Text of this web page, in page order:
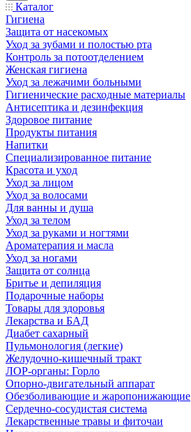
Каталог
Гигиена
Защита от насекомых
Уход за зубами и полостью рта
Контроль за потоотделением
Женская гигиена
Уход за лежачими больными
Гигиенические расходные материалы
Антисептика и дезинфекция
Здоровое питание
Продукты питания
Напитки
Специализированное питание
Красота и уход
Уход за лицом
Уход за волосами
Для ванны и душа
Уход за телом
Уход за руками и ногтями
Ароматерапия и масла
Уход за ногами
Защита от солнца
Бритье и депиляция
Подарочные наборы
Товары для здоровья
Лекарства и БАД
Диабет сахарный
Пульмонология (легкие)
Желудочно-кишечный тракт
ЛОР-органы: Горло
Опорно-двигательный аппарат
Обезболивающие и жаропонижающие
Сердечно-сосудистая система
Лекарственные травы и фиточаи